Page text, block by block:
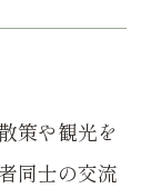
策や観光を
同士の交流